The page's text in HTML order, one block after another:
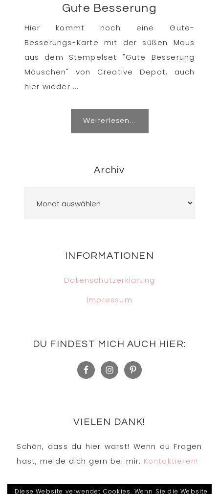
Gute Besserung
Hier kommt noch eine Gute-
Besserungs-Karte mit der süßen Maus
aus dem Stempelset "Gute Besserung
Mäuschen" von Creative Depot, auch
hier wieder ...
Weiterlesen...
Archiv
INFORMATIONEN
Datenschutzerklärung
Impressum
DU FINDEST MICH AUCH HIER:
VIELEN DANK!
Schön, dass du hier warst! Wenn du Fragen
hast, melde dich gern bei mir: Kontaktieren!
Diese Website verwendet Cookies. Wenn Sie die Website